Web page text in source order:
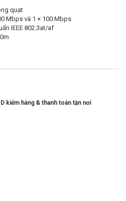
quạt
Mbps và 1 × 100 Mbps
IEEE 802.3at/af
kiểm hàng & thanh toán tận nơi